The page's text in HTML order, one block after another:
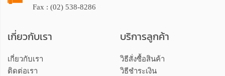
Fax : (02) 538-8286
เกี่ยวกับเรา
เกี่ยวกับเรา
ติดต่อเรา
บริการลูกค้า
วิธีสั่งซื้อสินค้า
วิธีชำระเงิน